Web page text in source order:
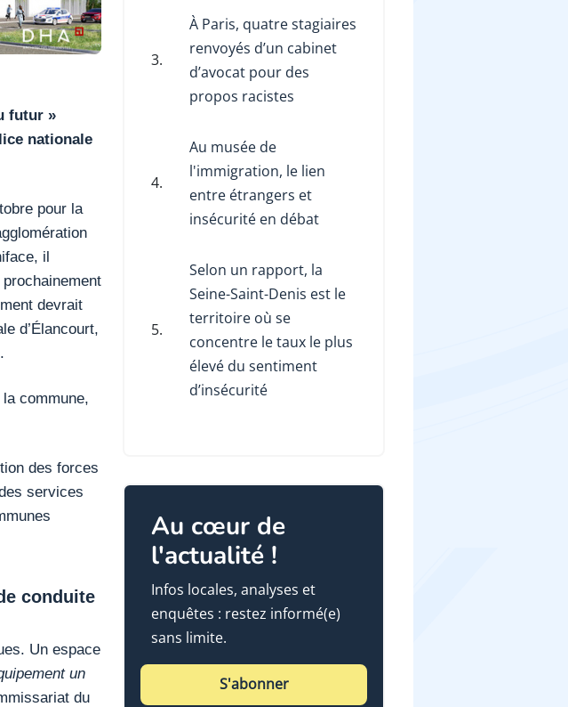
futur »
nationale
pour la
il
devrait
d’Élancourt,
commune,
des forces
services
conduite
Un espace
un
du
3.
À Paris, quatre stagiaires
renvoyés d’un cabinet
d’avocat pour des
propos racistes
4.
Au musée de
l'immigration, le lien
entre étrangers et
insécurité en débat
5.
Selon un rapport, la
Seine-Saint-Denis est le
territoire où se
concentre le taux le plus
élevé du sentiment
d’insécurité
Au cœur de
l'actualité !
Infos locales, analyses et
enquêtes : restez informé(e)
sans limite.
S'abonner